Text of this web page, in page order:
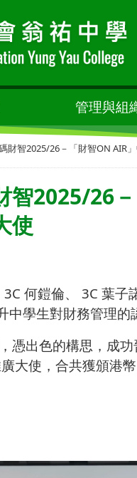
管理與組
財智2025/26－「財智ON AIR
智2025/26
使
3C 何鎧倫、 3C 葉子
中學生對財務管理
憑出色的構思，成
大使，合共獲頒港